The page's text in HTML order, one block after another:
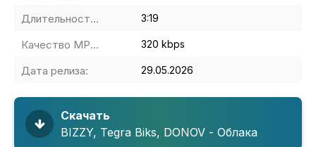
Длительность MP3: 3:19
Качество MP3: 320 kbps
Дата релиза: 29.05.2026
Скачать
BIZZY, Tegra Biks, DONOV - Облака